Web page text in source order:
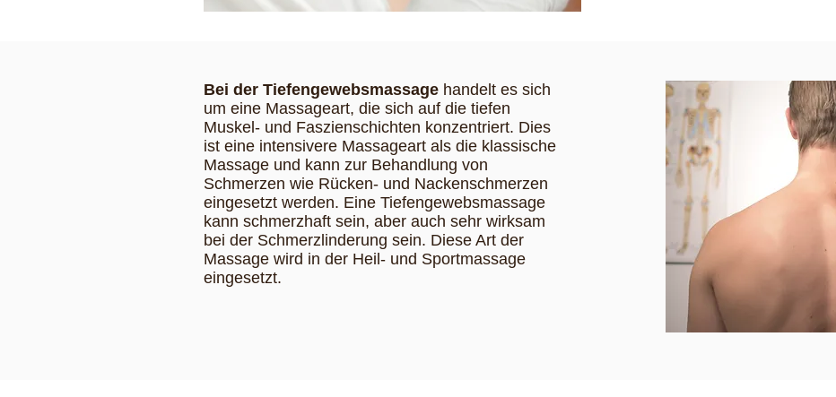
Bei der Tiefengewebsmassage handelt es sich
um eine Massageart, die sich auf die tiefen
Muskel- und Faszienschichten konzentriert. Dies
ist eine intensivere Massageart als die klassische
Massage und kann zur Behandlung von
Schmerzen wie Rücken- und Nackenschmerzen
eingesetzt werden. Eine Tiefengewebsmassage
kann schmerzhaft sein, aber auch sehr wirksam
bei der Schmerzlinderung sein. Diese Art der
Massage wird in der Heil- und Sportmassage
eingesetzt.